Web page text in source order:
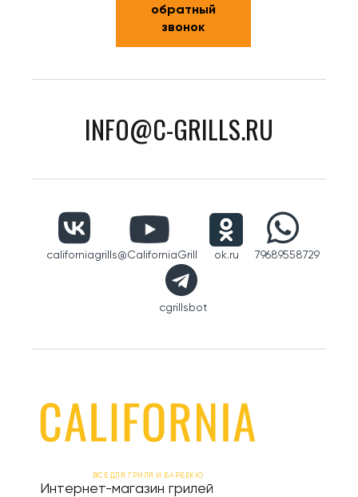
обратный
звонок
INFO@C-GRILLS.RU
californiagrills@CaliforniaGrill ok.ru 79689558729
cgrillsbot
ВСЕ ДЛЯ ГРИЛЯ И БАРБЕКЮ
Интернет-магазин грилей